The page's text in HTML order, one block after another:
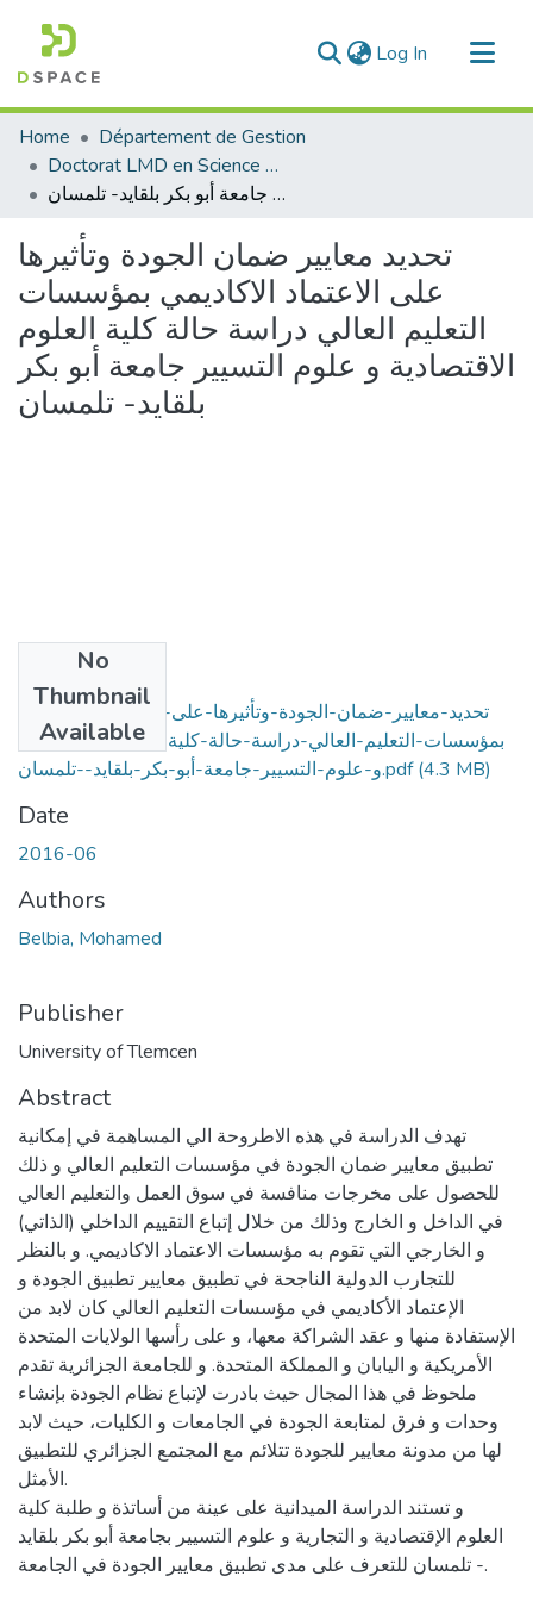
Log In (current)
Communities & Collections
All of DSpace
Statistics
Home
Département de Gestion
Doctorat LMD en Science de Gestion
تحديد معايير ضمان الجودة وتأثيرها على الاعتماد الاكاديمي بمؤسسات التعليم العالي دراسة حالة كلية العلوم الاقتصادية و علوم التسيير جامعة أبو بكر بلقايد- تلمسان
تحديد معايير ضمان الجودة وتأثيرها
على الاعتماد الاكاديمي بمؤسسات
التعليم العالي دراسة حالة كلية العلوم
الاقتصادية و علوم التسيير جامعة أبو بكر
بلقايد- تلمسان
No
Thumbnail
Available
تحديد-معايير-ضمان-الجودة-وتأثيرها-على-الاعتماد-الاكاديمي-
بمؤسسات-التعليم-العالي-دراسة-حالة-كلية-العلوم-الاقتصادية-
و-علوم-التسيير-جامعة-أبو-بكر-بلقايد--تلمسان.pdf(4.3 MB)
Date
2016-06
Authors
Belbia, Mohamed
Publisher
University of Tlemcen
Abstract
تهدف الدراسة في هذه الاطروحة الي المساهمة في إمكانية
تطبيق معايير ضمان الجودة في مؤسسات التعليم العالي و ذلك
للحصول على مخرجات منافسة في سوق العمل والتعليم العالي
في الداخل و الخارج وذلك من خلال إتباع التقييم الداخلي (الذاتي)
و الخارجي التي تقوم به مؤسسات الاعتماد الاكاديمي. و بالنظر
للتجارب الدولية الناجحة في تطبيق معايير تطبيق الجودة و
الإعتماد الأكاديمي في مؤسسات التعليم العالي كان لابد من
الإستفادة منها و عقد الشراكة معها، و على رأسها الولايات المتحدة
الأمريكية و اليابان و المملكة المتحدة. و للجامعة الجزائرية تقدم
ملحوظ في هذا المجال حيث بادرت لإتباع نظام الجودة بإنشاء
وحدات و فرق لمتابعة الجودة في الجامعات و الكليات، حيث لابد
لها من مدونة معايير للجودة تتلائم مع المجتمع الجزائري للتطبيق
الأمثل.
و تستند الدراسة الميدانية على عينة من أساتذة و طلبة كلية
العلوم الإقتصادية و التجارية و علوم التسيير بجامعة أبو بكر بلقايد
- تلمسان للتعرف على مدى تطبيق معايير الجودة في الجامعة.